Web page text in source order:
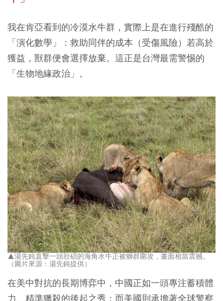
我在肯亞看到的冷漠水牛群，實際上是在進行殘酷的
「演化數學」：救助同伴的成本（受傷風險）若高於
獲益，獸群便會選擇放棄。這正是台灣最需警惕的
「生物地緣政治」。
▲湯先鈍直擊一頭壯碩的海角水牛正被獅群圍攻，畫面相當震撼。
（圖片來源：湯先鈍提供）
在美中對抗的長期博弈中，中國正如一頭專注蓄積體
力、精準獵殺的後起之秀；而美國則承擔著全球警察